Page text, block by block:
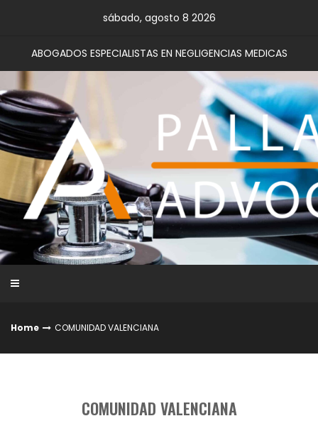
sábado, agosto 8 2026
ABOGADOS ESPECIALISTAS EN NEGLIGENCIAS MEDICAS
Home COMUNIDAD VALENCIANA
COMUNIDAD VALENCIANA